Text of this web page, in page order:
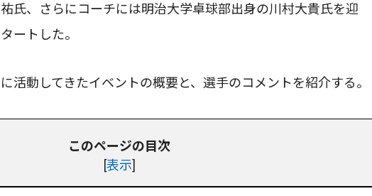
氏、さらにコーチには明治大学卓球部出身の川村大貴氏を迎
ートした。
活動してきたイベントの概要と、選手のコメントを紹介する。
このページの目次
[表示]